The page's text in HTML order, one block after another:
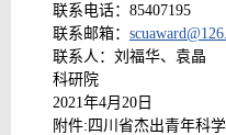
联系电话：85407195
联系邮箱：
联系人：刘福华、袁晶
科研院
2021年4月20日
附件:四川省杰出青年科